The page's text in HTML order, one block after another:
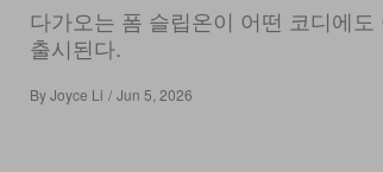
다가오는 폼 슬립온이 어떤 코디에
출시된다.
ByJoyce Li / Jun 5, 2026